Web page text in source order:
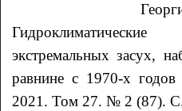
экстремальных засух,
равнине с 1970-х
2021. Том 27. № 2 (87).